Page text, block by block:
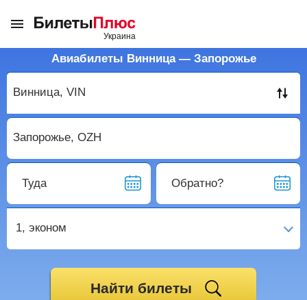
Авиабилеты Винница — Запорожье
Туда Обратно?
1, эконом
Найти билеты